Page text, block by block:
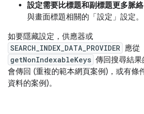
設定需要比標題和副標題更多脈絡
與畫面標題相關的「設定」設定。
如要隱藏設定，供應器或
SEARCH_INDEX_DATA_PROVIDER 應從
getNonIndexableKeys 傳回搜尋結
會傳回 (重複的範本網頁案例)，或有條
資料的案例)。